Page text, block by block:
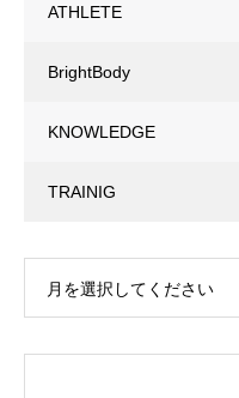
ATHLETE
BrightBody
KNOWLEDGE
TRAINIG
月を選択してください